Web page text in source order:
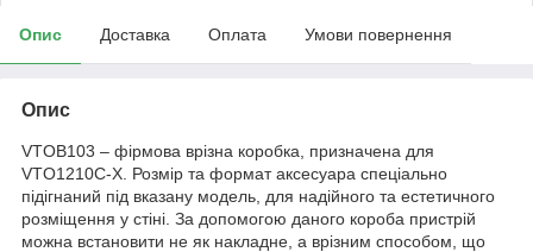
Опис Доставка Оплата Умови повернення
Опис
VTOB103 – фірмова врізна коробка, призначена для
VTO1210C-X. Розмір та формат аксесуара спеціально
підігнаний під вказану модель, для надійного та естетичного
розміщення у стіні. За допомогою даного короба пристрій
можна встановити не як накладне, а врізним способом, що